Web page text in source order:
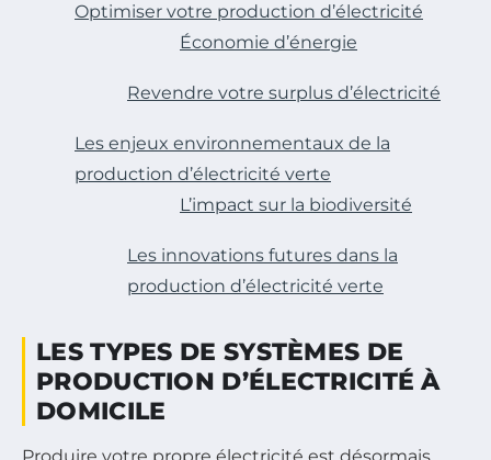
Optimiser votre production d’électricité
Économie d’énergie
Revendre votre surplus d’électricité
Les enjeux environnementaux de la
production d’électricité verte
L’impact sur la biodiversité
Les innovations futures dans la
production d’électricité verte
LES TYPES DE SYSTÈMES DE
PRODUCTION D’ÉLECTRICITÉ À
DOMICILE